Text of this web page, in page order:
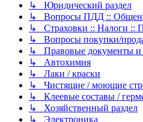
↳ Юридический раздел
↳ Вопросы ПДД ::
↳ Страховки :: Налоги ::
↳ Вопросы покупки/
↳ Правовые документы и
↳ Автохимия
↳ Лаки / краски
↳ Чистящие / моющие
↳ Клеевые составы /
↳ Хозяйственный раздел
↳ Электроника